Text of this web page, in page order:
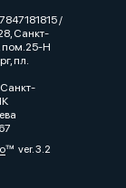
/
Санкт-
пом.25-Н
пл.
ver. 3.2